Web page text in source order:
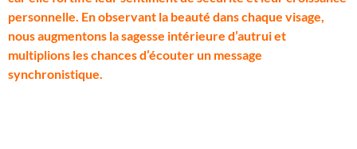
personnelle. En observant la beauté dans chaque visage,
nous augmentons la sagesse intérieure d’autrui et
multiplions les chances d’écouter un message
synchronistique.